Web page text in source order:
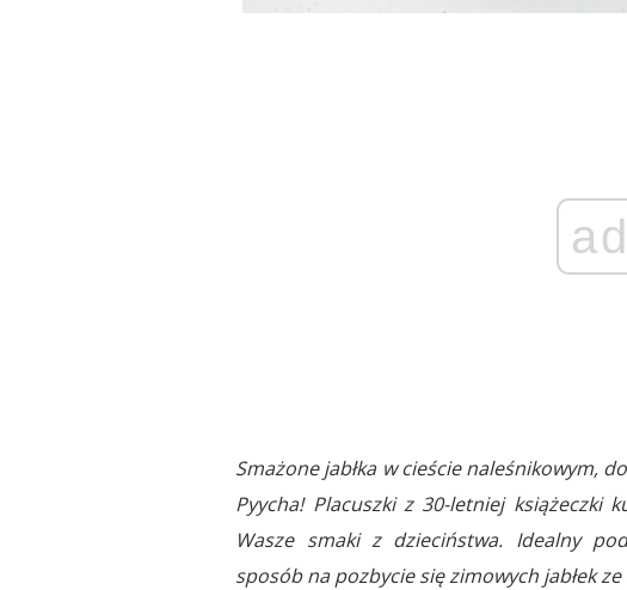
ad
Smażone jabłka w cieście naleśnikowym,
Pyycha! Placuszki z 30-letniej
Wasze smaki z dzieciństwa. Idealny
sposób na pozbycie się zimowych jabłek